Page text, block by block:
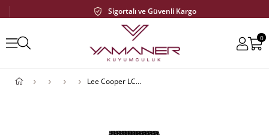
Sigortalı ve Güvenli Kargo
0
Lee Cooper LC06945.480 Kadın Kol Saati